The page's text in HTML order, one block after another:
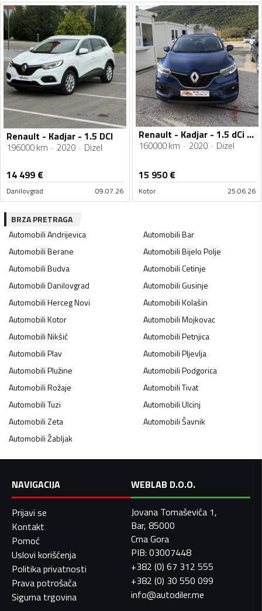
Renault - Kadjar - 1.5 DCI
196000 km 2020 Dizel
14 499 €
Danilovgrad 09.07.26
Renault - Kadjar - 1.5 dCi AUTOMATIK 12/2020g
160000 km 2020 Dizel
15 950€
Kotor 25.06.26
BRZA PRETRAGA
AutomobiliAndrijevica AutomobiliBar
AutomobiliBerane AutomobiliBijelo Polje
AutomobiliBudva AutomobiliCetinje
AutomobiliDanilovgrad AutomobiliGusinje
AutomobiliHerceg Novi AutomobiliKolašin
AutomobiliKotor AutomobiliMojkovac
AutomobiliNikšić AutomobiliPetnjica
AutomobiliPlav AutomobiliPljevlja
AutomobiliPlužine AutomobiliPodgorica
AutomobiliRožaje AutomobiliTivat
AutomobiliTuzi AutomobiliUlcinj
AutomobiliZeta AutomobiliŠavnik
AutomobiliŽabljak
NAVIGACIJA
Prijavi se
Kontakt
Pomoć
Uslovi korišćenja
Politika privatnosti
Prava potrošača
Sigurna trgovina
WEBLAB D.O.O.
Jovana Tomaševića 1,
Bar, 85000
Crna Gora
PIB: 03007448
+382 (0) 67 312 555
+382 (0) 30 550 099
info@autodiler.me